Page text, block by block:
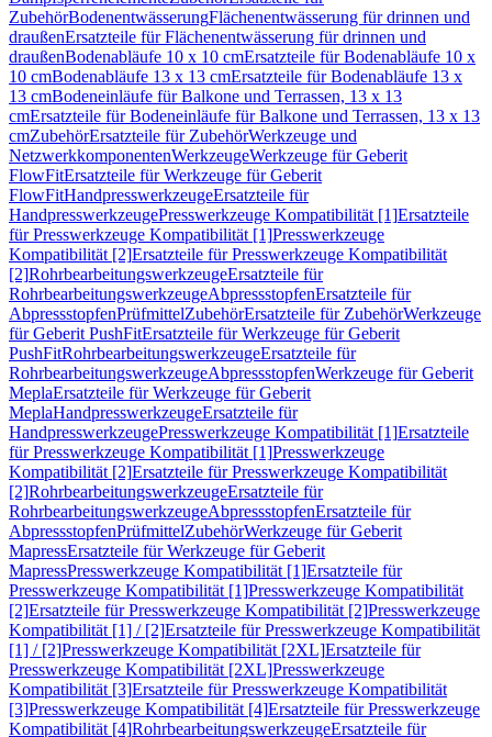
ZubehörBodenentwässerungFlächenentwässerung für drinnen und
draußenErsatzteile für Flächenentwässerung für drinnen und
draußenBodenabläufe 10 x 10 cmErsatzteile für Bodenabläufe 10 x
10 cmBodenabläufe 13 x 13 cmErsatzteile für Bodenabläufe 13 x
13 cmBodeneinläufe für Balkone und Terrassen, 13 x 13
cmErsatzteile für Bodeneinläufe für Balkone und Terrassen, 13 x 13
cmZubehörErsatzteile für ZubehörWerkzeuge und
NetzwerkkomponentenWerkzeugeWerkzeuge für Geberit
FlowFitErsatzteile für Werkzeuge für Geberit
FlowFitHandpresswerkzeugeErsatzteile für
HandpresswerkzeugePresswerkzeuge Kompatibilität [1]Ersatzteile
für Presswerkzeuge Kompatibilität [1]Presswerkzeuge
Kompatibilität [2]Ersatzteile für Presswerkzeuge Kompatibilität
[2]RohrbearbeitungswerkzeugeErsatzteile für
RohrbearbeitungswerkzeugeAbpressstopfenErsatzteile für
AbpressstopfenPrüfmittelZubehörErsatzteile für ZubehörWerkzeuge
für Geberit PushFitErsatzteile für Werkzeuge für Geberit
PushFitRohrbearbeitungswerkzeugeErsatzteile für
RohrbearbeitungswerkzeugeAbpressstopfenWerkzeuge für Geberit
MeplaErsatzteile für Werkzeuge für Geberit
MeplaHandpresswerkzeugeErsatzteile für
HandpresswerkzeugePresswerkzeuge Kompatibilität [1]Ersatzteile
für Presswerkzeuge Kompatibilität [1]Presswerkzeuge
Kompatibilität [2]Ersatzteile für Presswerkzeuge Kompatibilität
[2]RohrbearbeitungswerkzeugeErsatzteile für
RohrbearbeitungswerkzeugeAbpressstopfenErsatzteile für
AbpressstopfenPrüfmittelZubehörWerkzeuge für Geberit
MapressErsatzteile für Werkzeuge für Geberit
MapressPresswerkzeuge Kompatibilität [1]Ersatzteile für
Presswerkzeuge Kompatibilität [1]Presswerkzeuge Kompatibilität
[2]Ersatzteile für Presswerkzeuge Kompatibilität [2]Presswerkzeuge
Kompatibilität [1] / [2]Ersatzteile für Presswerkzeuge Kompatibilität
[1] / [2]Presswerkzeuge Kompatibilität [2XL]Ersatzteile für
Presswerkzeuge Kompatibilität [2XL]Presswerkzeuge
Kompatibilität [3]Ersatzteile für Presswerkzeuge Kompatibilität
[3]Presswerkzeuge Kompatibilität [4]Ersatzteile für Presswerkzeuge
Kompatibilität [4]RohrbearbeitungswerkzeugeErsatzteile für